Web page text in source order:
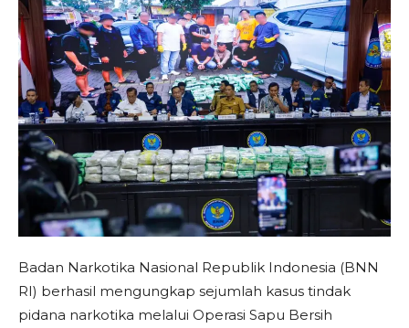
Badan Narkotika Nasional Republik Indonesia (BNN
RI) berhasil mengungkap sejumlah kasus tindak
pidana narkotika melalui Operasi Sapu Bersih